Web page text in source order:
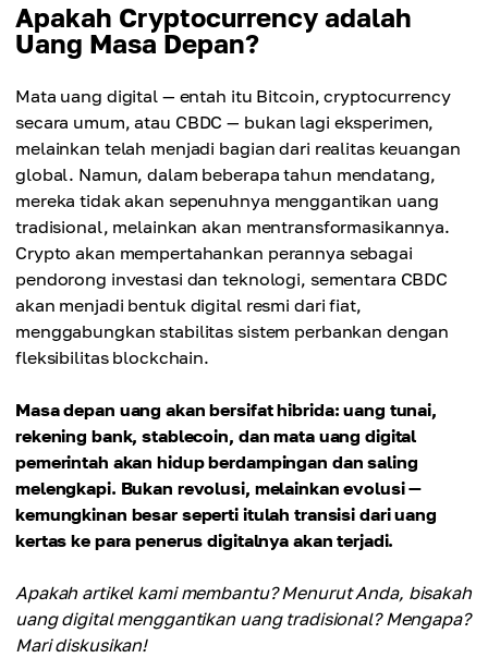
Apakah Cryptocurrency adalah
Uang Masa Depan?
Mata uang digital — entah itu Bitcoin, cryptocurrency
secara umum, atau CBDC — bukan lagi eksperimen,
melainkan telah menjadi bagian dari realitas keuangan
global. Namun, dalam beberapa tahun mendatang,
mereka tidak akan sepenuhnya menggantikan uang
tradisional, melainkan akan mentransformasikannya.
Crypto akan mempertahankan perannya sebagai
pendorong investasi dan teknologi, sementara CBDC
akan menjadi bentuk digital resmi dari fiat,
menggabungkan stabilitas sistem perbankan dengan
fleksibilitas blockchain.
Masa depan uang akan bersifat hibrida: uang tunai,
rekening bank, stablecoin, dan mata uang digital
pemerintah akan hidup berdampingan dan saling
melengkapi. Bukan revolusi, melainkan evolusi —
kemungkinan besar seperti itulah transisi dari uang
kertas ke para penerus digitalnya akan terjadi.
Apakah artikel kami membantu? Menurut Anda, bisakah
uang digital menggantikan uang tradisional? Mengapa?
Mari diskusikan!